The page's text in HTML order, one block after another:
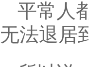
平常人
无法退居